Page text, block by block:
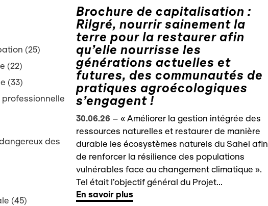
(25)
(22)
(33)
des
(45)
Brochure de capitalisation :
Rilgré, nourrir sainement la
terre pour la restaurer afin
qu’elle nourrisse les
générations actuelles et
futures, des communautés de
pratiques agroécologiques
s’engagent !
30.06.26 – « Améliorer la gestion intégrée des
ressources naturelles et restaurer de manière
durable les écosystèmes naturels du Sahel afin
de renforcer la résilience des populations
vulnérables face au changement climatique ».
Tel était l’objectif général du Projet...
En savoir plus